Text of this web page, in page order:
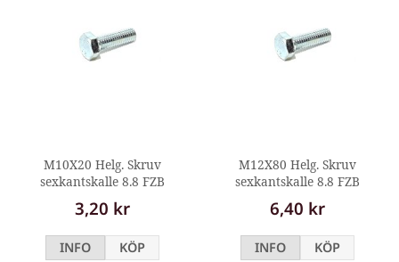
M10X20 Helg. Skruv
sexkantskalle 8.8 FZB
3,20 kr
INFO KÖP
M12X80 Helg. Skruv
sexkantskalle 8.8 FZB
6,40 kr
INFO KÖP